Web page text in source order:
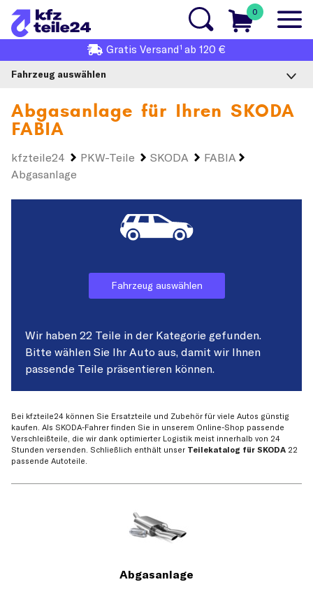
0
Gratis Versand1 ab 120 €
Fahrzeug auswählen
Abgasanlage für Ihren SKODA
FABIA
kfzteile24 PKW-Teile SKODA
FABIA
Abgasanlage
Fahrzeug auswählen
Wir haben 22 Teile in der Kategorie gefunden.
Bitte wählen Sie Ihr Auto aus, damit wir Ihnen
passende Teile präsentieren können.
Bei kfzteile24 können Sie Ersatzteile und Zubehör für viele Autos günstig
kaufen. Als SKODA-Fahrer finden Sie in unserem Online-Shop passende
Verschleißteile, die wir dank optimierter Logistik meist innerhalb von 24
Stunden versenden. Schließlich enthält unser Teilekatalog für SKODA 22
passende Autoteile.
Abgasanlage